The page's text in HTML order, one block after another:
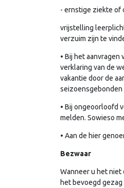
- ernstige ziekte of
vrijstelling
verzuim zijn te
• Bij het
verklaring van de
vakantie door de
seizoensgebonden
• Bij ongeoorloofd
melden. Sowieso
• Aan de hier
Bezwaar
Wanneer u het niet
het bevoegd gezag